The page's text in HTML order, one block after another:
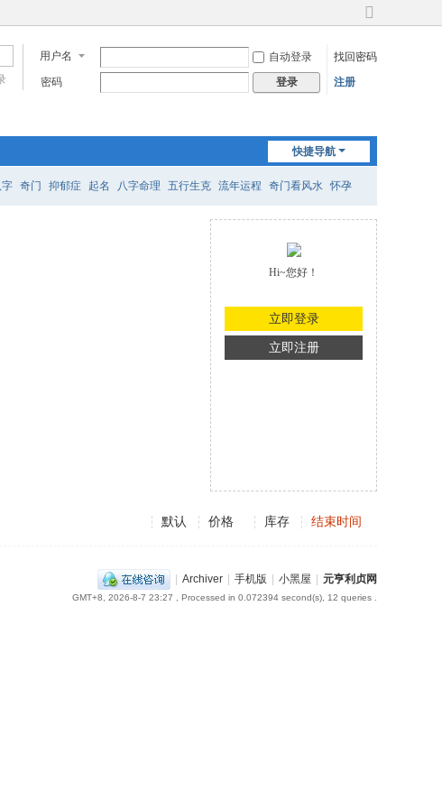
切
到
用户名 自动登录
找回密码
密码
登录 注册
快捷导航
奇门 抑郁症 起名 八字命理 五行生克 流年运程 奇门看风水 怀孕
Hi~您好！
立即登录
立即注册
默认 价格 库存 结束时间
| Archiver | 手机版 | 小黑屋 | 元亨利贞网
GMT+8, 2026-8-7 23:27 , Processed in 0.072394 second(s), 12 queries .